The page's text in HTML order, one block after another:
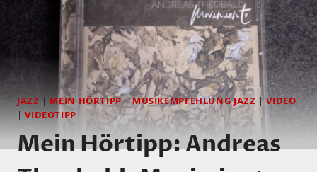
JAZZ| MEIN HÖRTIPP|MUSIKEMPFEHLUNG JAZZ |VIDEO
|VIDEOTIPP
Mein Hörtipp: Andreas